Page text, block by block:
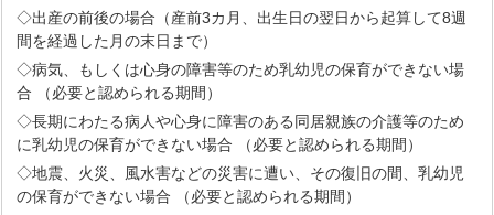
◇出産の前後の場合（産前3カ月、出生日の翌日から起算して8週
間を経過した月の末日まで）
◇病気、もしくは心身の障害等のため乳幼児の保育ができない場
合 （必要と認められる期間）
◇長期にわたる病人や心身に障害のある同居親族の介護等のため
に乳幼児の保育ができない場合 （必要と認められる期間）
◇地震、火災、風水害などの災害に遭い、その復旧の間、乳幼児
の保育ができない場合 （必要と認められる期間）